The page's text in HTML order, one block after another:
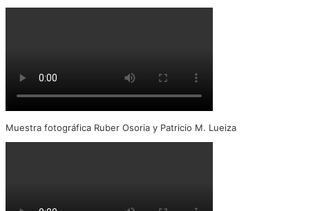
Muestra fotográfica Ruber Osoria y Patricio M. Lueiza